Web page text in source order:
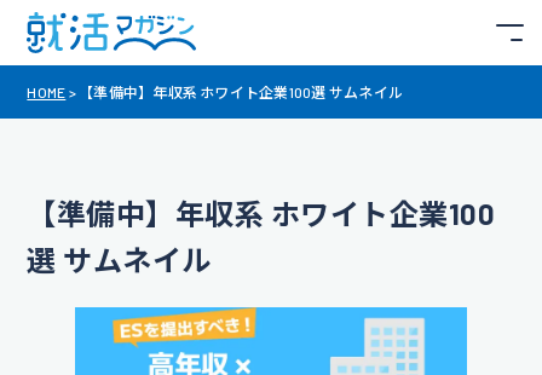
HOME > 【準備中】年収系 ホワイト企業100選 サムネイル
【準備中】年収系 ホワイト企業100
選 サムネイル